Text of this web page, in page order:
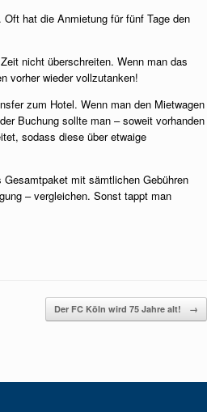
hat die Anmietung für fünf Tage den
nicht überschreiten. Wenn man das
vorher wieder vollzutanken!
zum Hotel. Wenn man den Mietwagen
Buchung sollte man – soweit vorhanden
sodass diese über etwaige
mit sämtlichen Gebühren
– vergleichen. Sonst tappt man
Der FC Köln wird 75 Jahre alt! →